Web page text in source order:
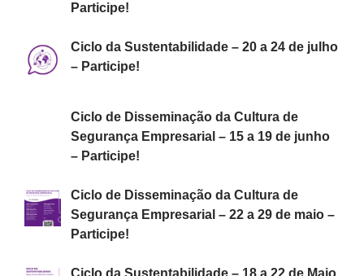
Participe!
Ciclo da Sustentabilidade – 20 a 24 de julho
– Participe!
Ciclo de Disseminação da Cultura de
Segurança Empresarial – 15 a 19 de junho
– Participe!
Ciclo de Disseminação da Cultura de
Segurança Empresarial – 22 a 29 de maio –
Participe!
Ciclo da Sustentabilidade – 18 a 22 de Maio